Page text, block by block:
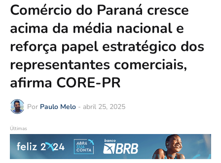
Comércio do Paraná cresce
acima da média nacional e
reforça papel estratégico dos
representantes comerciais,
afirma CORE-PR
Por Paulo Melo - abril 25, 2025
Últimas